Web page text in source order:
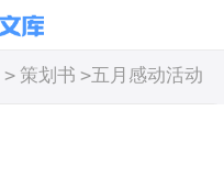
> 策划书 >五月感动活动